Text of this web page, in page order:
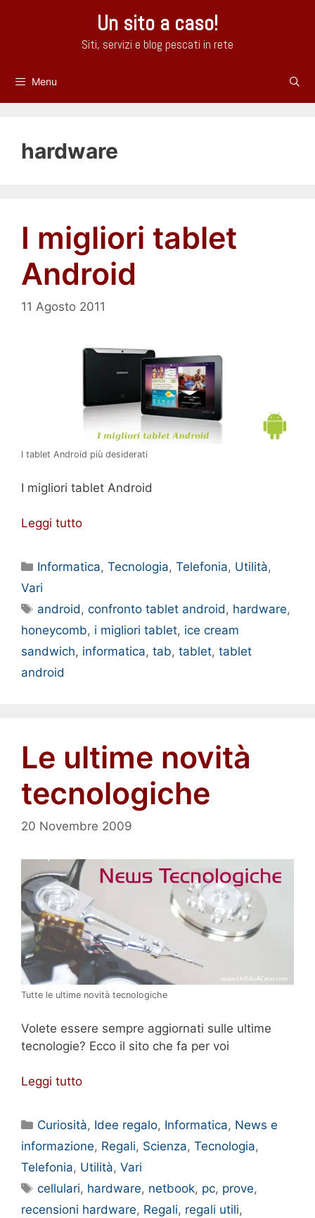
Un sito a caso!
Siti, servizi e blog pescati in rete
Menu
hardware
I migliori tablet
Android
11 Agosto 2011
I tablet Android più desiderati
I migliori tablet Android
Leggi tutto
Categorie
Informatica,Tecnologia,Telefonia, Utilità,
Vari
Tag
android,confronto tablet android, hardware,
honeycomb, i migliori tablet, ice cream
sandwich, informatica, tab, tablet, tablet
android
Le ultime novità
tecnologiche
20 Novembre 2009
Tutte le ultime novità tecnologiche
Volete essere sempre aggiornati sulle ultime
tecnologie? Ecco il sito che fa per voi
Leggi tutto
Categorie
Curiosità, Idee regalo, Informatica, News e
informazione, Regali, Scienza, Tecnologia,
Telefonia, Utilità, Vari
Tag
cellulari, hardware, netbook, pc, prove,
recensioni hardware, Regali, regali utili,